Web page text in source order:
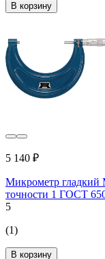
В корзину
5 140 ₽
Микрометр гладкий
точности 1 ГОСТ
5
(1)
В корзину